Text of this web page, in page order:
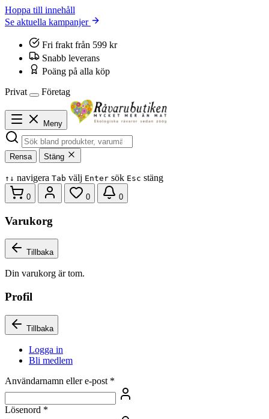
Hoppa till innehåll
Se aktuella kampanjer
Fri frakt från 599 kr
Snabb leverans
Poäng på alla köp
Privat
Företag
Meny
Rensa Stäng
↑ ↓ navigera Tab välj Enter sök Esc stäng
0 0 0
Varukorg
Tillbaka
Din varukorg är tom.
Profil
Tillbaka
Logga in
Bli medlem
Användarnamn eller e-post *
Lösenord *